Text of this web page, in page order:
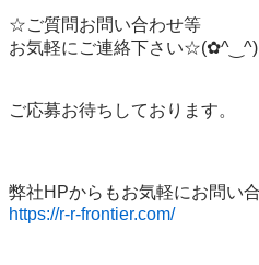
☆ご質問お問い合わせ等
お気軽にご連絡下さい☆(⁠✿⁠^⁠‿⁠^⁠)
ご応募お待ちしております。
https://r-r-frontier.com/